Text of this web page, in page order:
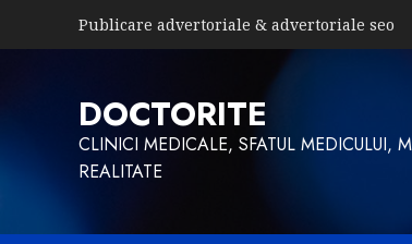
Publicare advertoriale & advertoriale seo
DOCTORITE
CLINICI MEDICALE, SFATUL MEDICULUI,
REALITATE